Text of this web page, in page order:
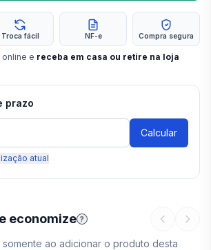
economize ?
ao adicionar o produto desta
Troca fácil NF-e Compra segura
online e receba em casa ou retire na loja
prazo
Calcular
atual